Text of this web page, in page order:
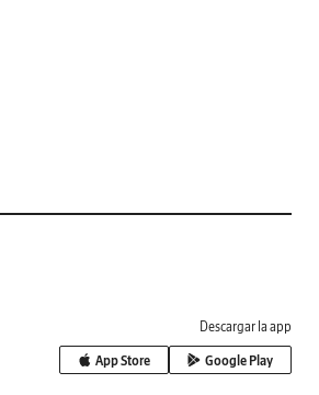
Descargar la app
App Store Google Play